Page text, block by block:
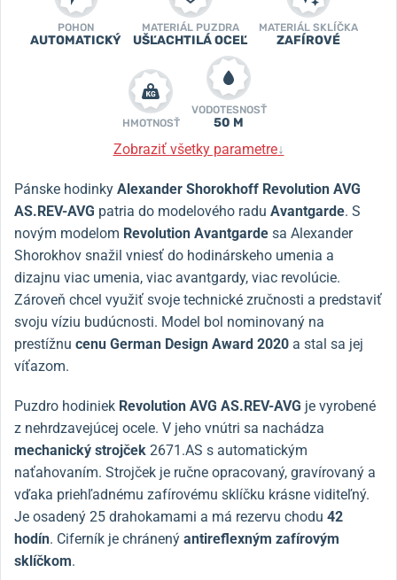
POHON
AUTOMATICKÝ
MATERIÁL PUZDRA
UŠĽACHTILÁ OCEĽ
MATERIÁL SKLÍČKA
ZAFÍROVÉ
HMOTNOSŤ
VODOTESNOSŤ
50 M
Zobraziť všetky parametre↓
Pánske hodinky Alexander Shorokhoff Revolution AVG
AS.REV-AVG patria do modelového radu Avantgarde. S
novým modelom Revolution Avantgarde sa Alexander
Shorokhov snažil vniesť do hodinárskeho umenia a
dizajnu viac umenia, viac avantgardy, viac revolúcie.
Zároveň chcel využiť svoje technické zručnosti a predstaviť
svoju víziu budúcnosti. Model bol nominovaný na
prestížnu cenu German Design Award 2020 a stal sa jej
víťazom.
Puzdro hodiniek Revolution AVG AS.REV-AVG je vyrobené
z nehrdzavejúcej ocele. V jeho vnútri sa nachádza
mechanický strojček 2671.AS s automatickým
naťahovaním. Strojček je ručne opracovaný, gravírovaný a
vďaka priehľadnému zafírovému sklíčku krásne viditeľný.
Je osadený 25 drahokamami a má rezervu chodu 42
hodín. Ciferník je chránený antireflexným zafírovým
sklíčkom.